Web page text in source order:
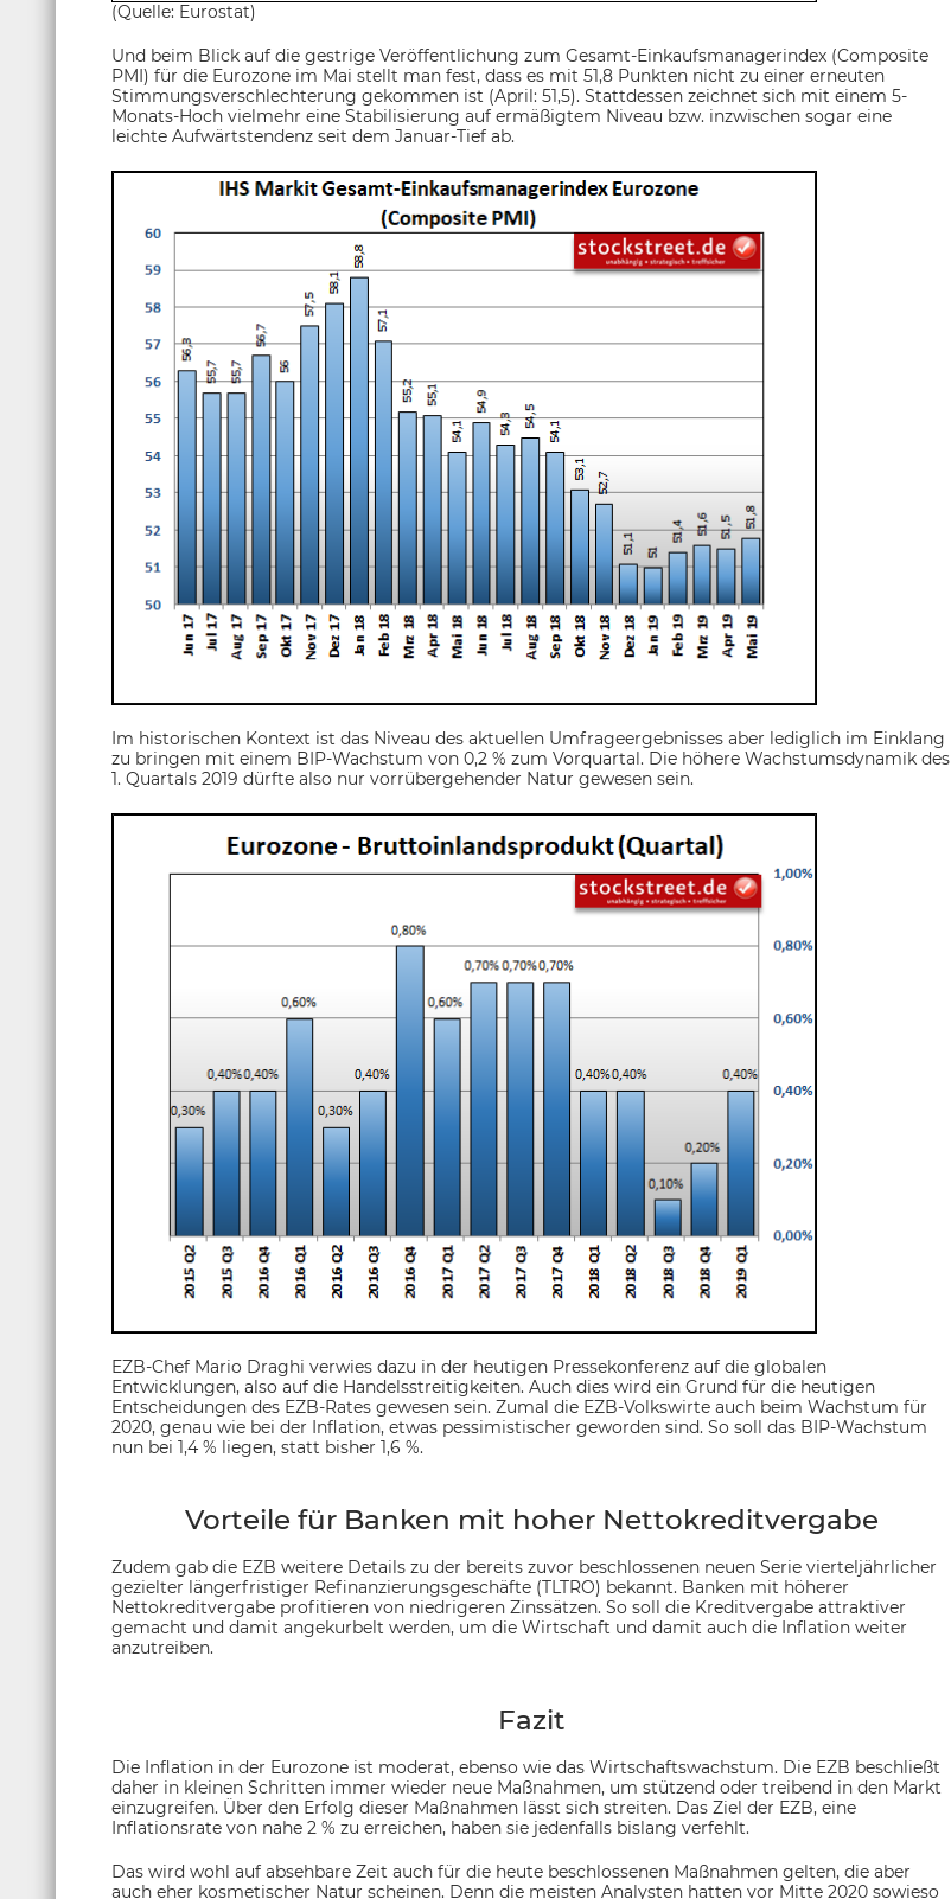
(Quelle: Eurostat)
Und beim Blick auf die gestrige Veröffentlichung zum Gesamt-Einkaufsmanagerindex (Composite
PMI) für die Eurozone im Mai stellt man fest, dass es mit 51,8 Punkten nicht zu einer erneuten
Stimmungsverschlechterung gekommen ist (April: 51,5). Stattdessen zeichnet sich mit einem 5-
Monats-Hoch vielmehr eine Stabilisierung auf ermäßigtem Niveau bzw. inzwischen sogar eine
leichte Aufwärtstendenz seit dem Januar-Tief ab.
Im historischen Kontext ist das Niveau des aktuellen Umfrageergebnisses aber lediglich im Einklang
zu bringen mit einem BIP-Wachstum von 0,2 % zum Vorquartal. Die höhere Wachstumsdynamik des
1. Quartals 2019 dürfte also nur vorrübergehender Natur gewesen sein.
EZB-Chef Mario Draghi verwies dazu in der heutigen Pressekonferenz auf die globalen
Entwicklungen, also auf die Handelsstreitigkeiten. Auch dies wird ein Grund für die heutigen
Entscheidungen des EZB-Rates gewesen sein. Zumal die EZB-Volkswirte auch beim Wachstum für
2020, genau wie bei der Inflation, etwas pessimistischer geworden sind. So soll das BIP-Wachstum
nun bei 1,4 % liegen, statt bisher 1,6 %.
Vorteile für Banken mit hoher Nettokreditvergabe
Zudem gab die EZB weitere Details zu der bereits zuvor beschlossenen neuen Serie vierteljährlicher
gezielter längerfristiger Refinanzierungsgeschäfte (TLTRO) bekannt. Banken mit höherer
Nettokreditvergabe profitieren von niedrigeren Zinssätzen. So soll die Kreditvergabe attraktiver
gemacht und damit angekurbelt werden, um die Wirtschaft und damit auch die Inflation weiter
anzutreiben.
Fazit
Die Inflation in der Eurozone ist moderat, ebenso wie das Wirtschaftswachstum. Die EZB beschließt
daher in kleinen Schritten immer wieder neue Maßnahmen, um stützend oder treibend in den Markt
einzugreifen. Über den Erfolg dieser Maßnahmen lässt sich streiten. Das Ziel der EZB, eine
Inflationsrate von nahe 2 % zu erreichen, haben sie jedenfalls bislang verfehlt.
Das wird wohl auf absehbare Zeit auch für die heute beschlossenen Maßnahmen gelten, die aber
auch eher kosmetischer Natur scheinen. Denn die meisten Analysten hatten vor Mitte 2020 sowieso